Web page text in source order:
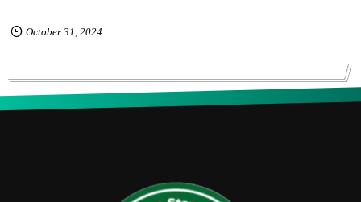
October 31 2024